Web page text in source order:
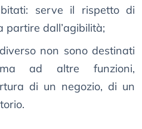
serve il rispetto di
partire dall’agibilità;
non sono destinati
ad altre funzioni,
di un negozio, di un